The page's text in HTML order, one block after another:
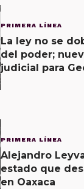
PRIMERA LÍNEA
La ley no se
del poder;
judicial para
PRIMERA LÍNEA
Alejandro
estado que
en Oaxaca